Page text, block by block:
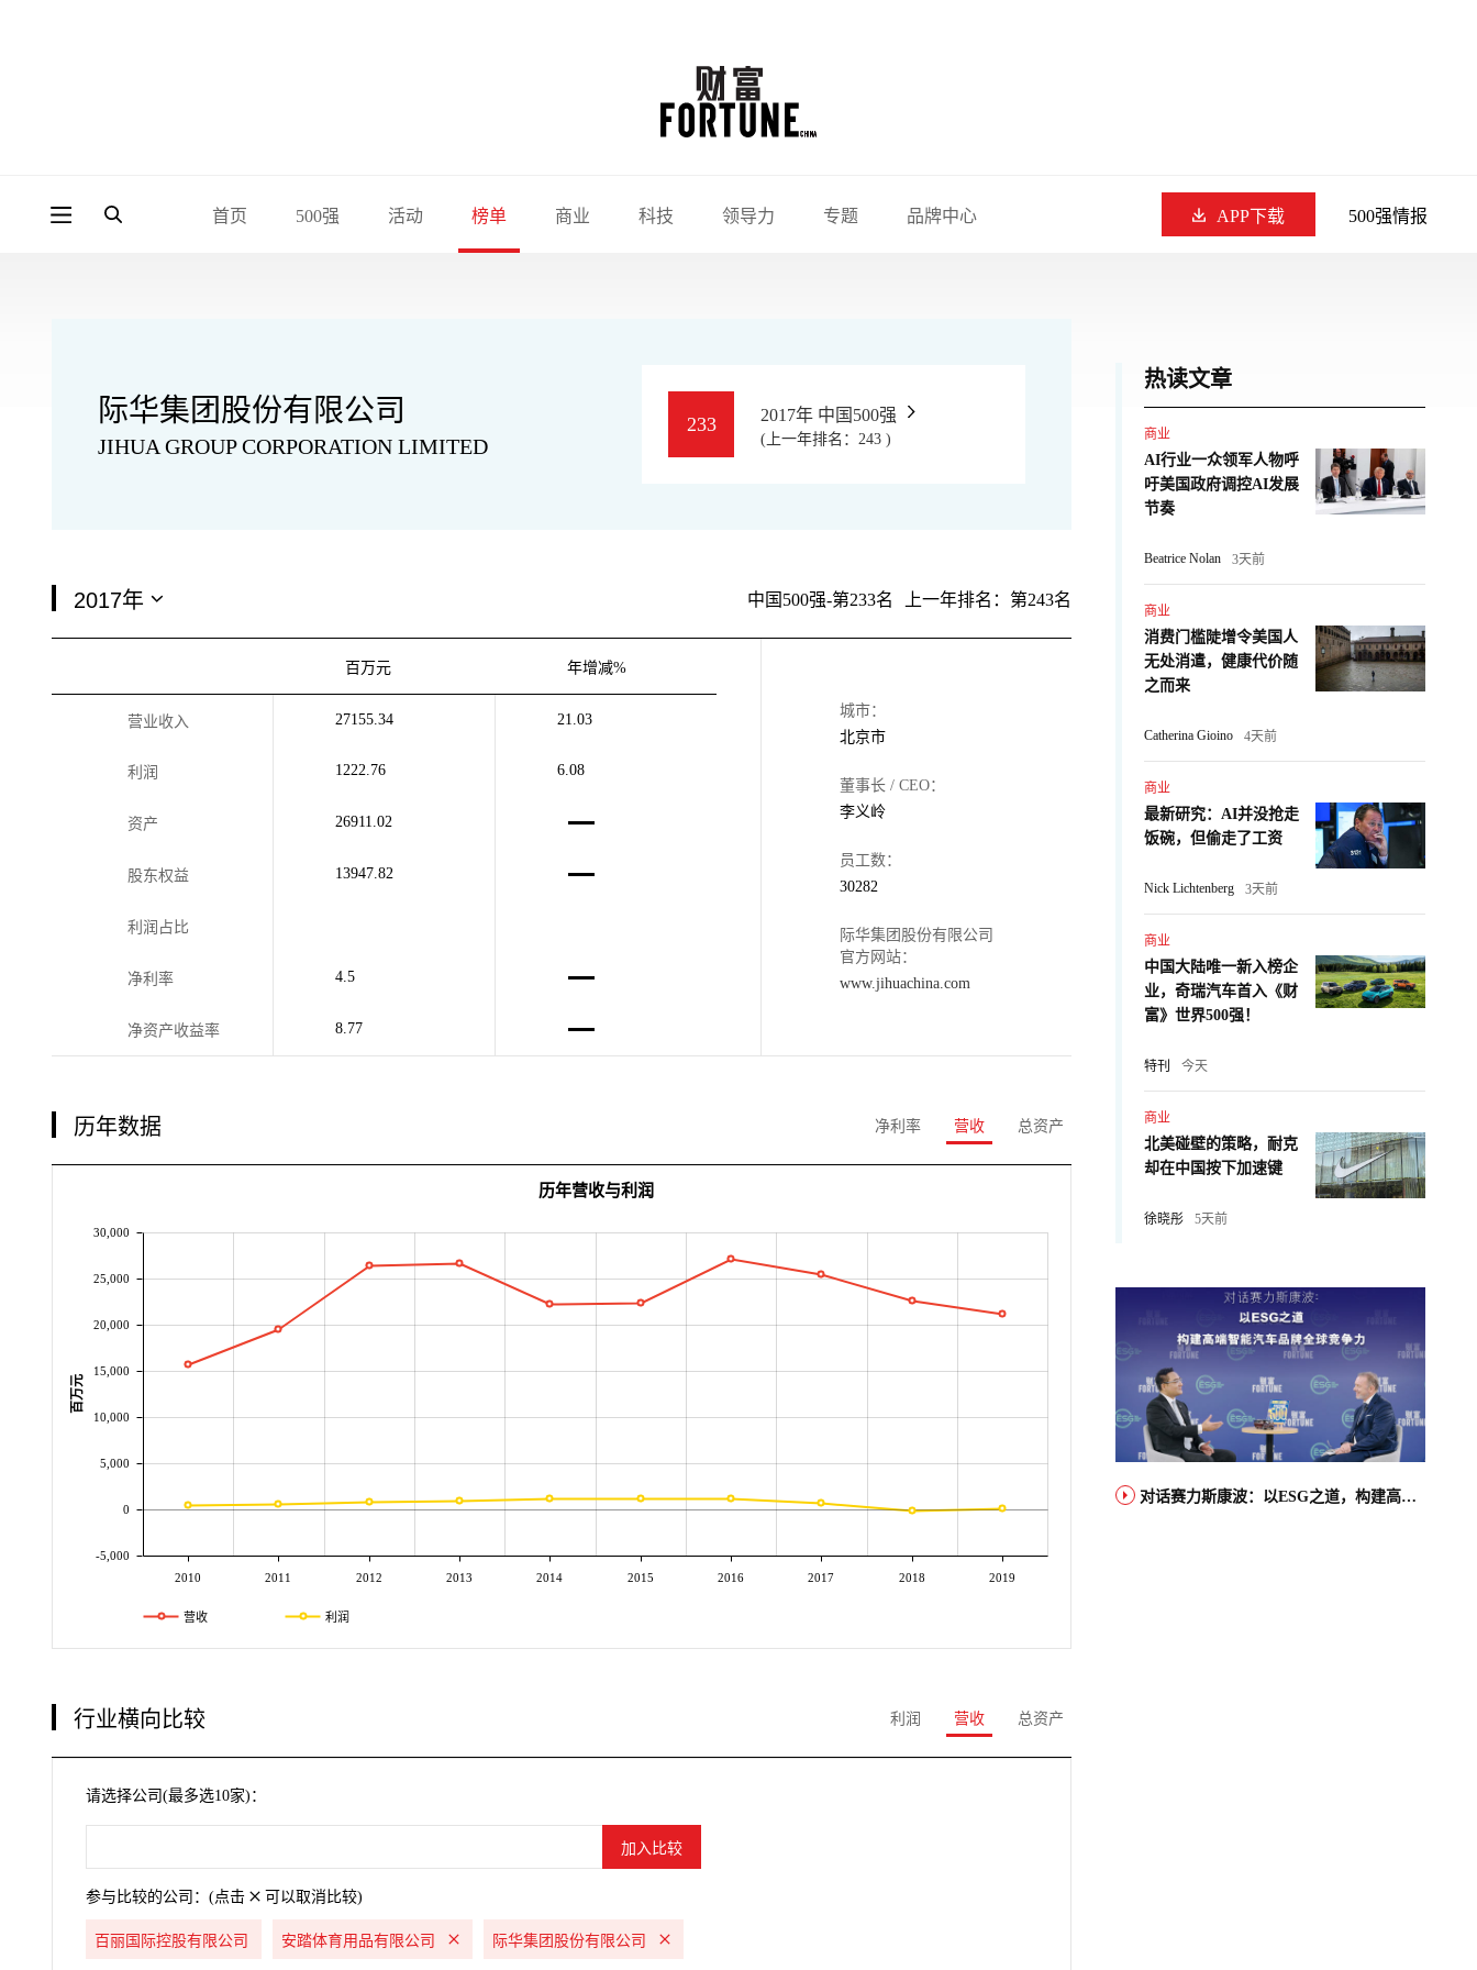
首页 500强 活动 榜单 商业 科技 领导力 专题 品牌中心 APP下载 500强情报
际华集团股份有限公司
JIHUA GROUP CORPORATION LIMITED
233 2017年 中国500强
(上一年排名：243 )
中国500强-第233名 上一年排名：第243名
百万元 年增减%
营业收入 27155.34 21.03
利润 1222.76 6.08
资产 26911.02
股东权益 13947.82
利润占比
净利率 4.5
净资产收益率 8.77
城市：
北京市
董事长 / CEO：
李义岭
员工数：
30282
际华集团股份有限公司
官方网站：
www.jihuachina.com
历年数据 净利率 营收 总资产
2010 2011 2012 2013 2014 2015 2016 2017 2018 2019
-5,000
0
5,000
10,000
15,000
20,000
25,000
30,000
百万元
历年营收与利润
营收 利润
行业横向比较 利润 营收 总资产
请选择公司(最多选10家)：
参与比较的公司：(点击 可以取消比较)
百丽国际控股有限公司 安踏体育用品有限公司 际华集团股份有限公司
热读文章
商业
AI行业一众领军人物呼
吁美国政府调控AI发展
节奏
Beatrice Nolan 3天前
商业
消费门槛陡增令美国人
无处消遣，健康代价随
之而来
Catherina Gioino 4天前
商业
最新研究：AI并没抢走
饭碗，但偷走了工资
Nick Lichtenberg 3天前
商业
中国大陆唯一新入榜企
业，奇瑞汽车首入《财
富》世界500强！
特刊 今天
商业
北美碰壁的策略，耐克
却在中国按下加速键
徐晓彤 5天前
对话赛力斯康波：以ESG之道，构建高端智能汽车品牌全球竞争力